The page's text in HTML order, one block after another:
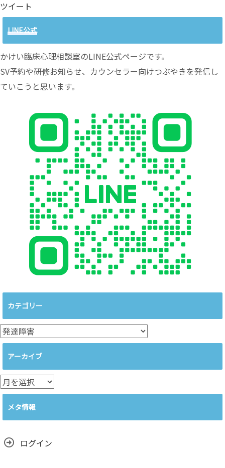
ツイート
LINE公式
かけい臨床心理相談室のLINE公式ページです。
SV予約や研修お知らせ、カウンセラー向けつぶやきを発信し
ていこうと思います。
カテゴリー
カ
テ
リ
ー
アーカイブ
ア
ー
イ
メタ情報
ログイン